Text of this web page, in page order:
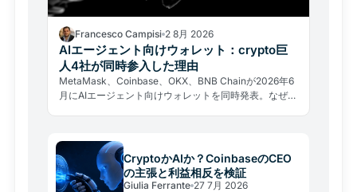
Francesco Campisi 2 8月 2026
AIエージェント向けウォレット：crypto巨
人4社が同時参入した理由
MetaMask、Coinbase、OKX、BNB Chainが2026年6
月にAIエージェント向けウォレットを同時発表。なぜ大
CryptoかAIか？CoinbaseのCEO
の主張と利益相反を検証
Giulia Ferrante 27 7月 2026